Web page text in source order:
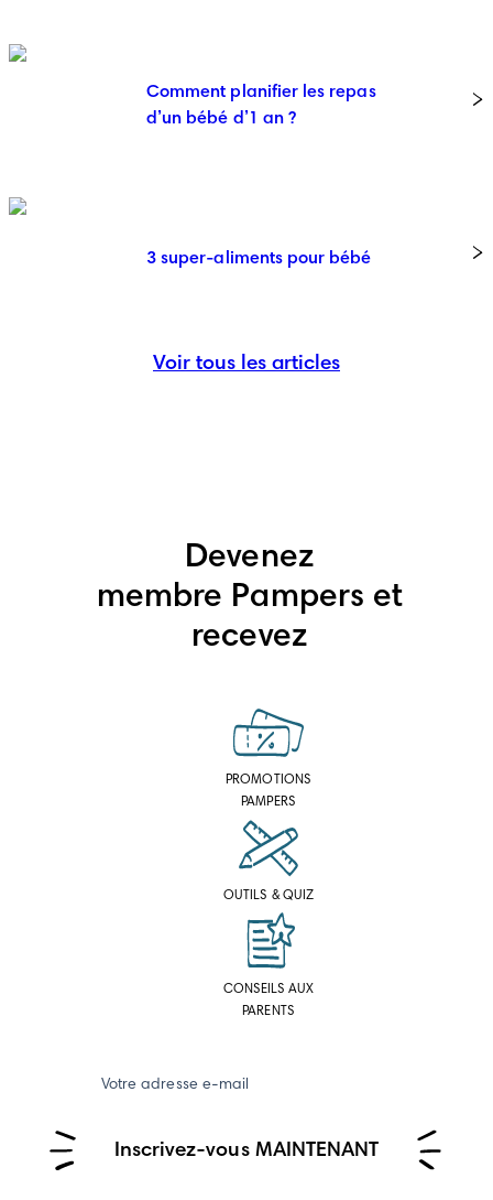
Comment planifier les repas
d’un bébé d’1 an ?
3 super-aliments pour bébé
Voir tous les articles
Devenez
membre Pampers et
recevez
PROMOTIONS
PAMPERS
OUTILS & QUIZ
CONSEILS AUX
PARENTS
Votre adresse e-mail
Inscrivez-vous MAINTENANT